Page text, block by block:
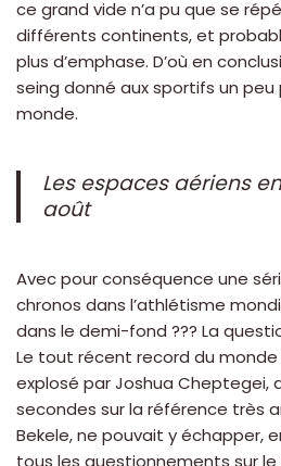
ce grand vide n’a pu que se
différents continents, et
plus d’emphase. D’où en
seing donné aux sportifs un
monde.
Les espaces aériens
août
Avec pour conséquence une
chronos dans l’athlétisme
dans le demi-fond ??? La
Le tout récent record du
explosé par Joshua Cheptegei,
secondes sur la référence très
Bekele, ne pouvait y échapper,
tous les questionnements sur